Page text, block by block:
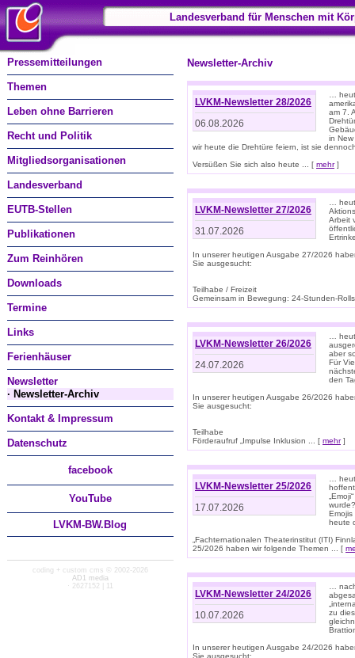
Landesverband für Menschen mit
Pressemitteilungen
Themen
Leben ohne Barrieren
Recht und Politik
Mitgliedsorganisationen
Landesverband
EUTB-Stellen
Publikationen
Zum Reinhören
Downloads
Termine
Links
Ferienhäuser
Newsletter
· Newsletter-Archiv
Kontakt & Impressum
Datenschutz
facebook
YouTube
LVKM-BW.Blog
coding + custom cms © 2002-2026
AD1 media
· 2627152 | 11
Newsletter-Archiv
LVKM-Newsletter 28/2026
06.08.2026
…
am 7.
in
wir heute die Drehtüre feiern, ist sie
Versüßen Sie sich also heute ... [ mehr]
LVKM-Newsletter 27/2026
31.07.2026
…
Arbeit
In unserer heutigen Ausgabe 27/2026
Sie ausgesucht:
Teilhabe / Freizeit
Gemeinsam in Bewegung: 24-Stunden-
LVKM-Newsletter 26/2026
24.07.2026
…
aber
Für
den
In unserer heutigen Ausgabe 26/2026
Sie ausgesucht:
Teilhabe
Förderaufruf „Impulse Inklusion ... [ mehr]
LVKM-Newsletter 25/2026
17.07.2026
…
Emojis
heute
„Fachternationalen Theaterinstitut (ITI)
25/2026 haben wir folgende Themen ... [
LVKM-Newsletter 24/2026
10.07.2026
…
zu
In unserer heutigen Ausgabe 24/2026
Sie ausgesucht: